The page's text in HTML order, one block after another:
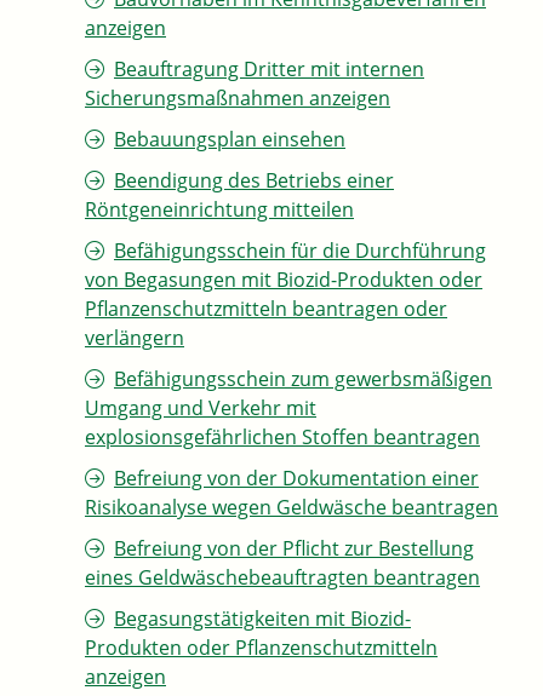
anzeigen
Beauftragung Dritter mit internen
Sicherungsmaßnahmen anzeigen
Bebauungsplan einsehen
Beendigung des Betriebs einer
Röntgeneinrichtung mitteilen
Befähigungsschein für die Durchführung
von Begasungen mit Biozid-Produkten oder
Pflanzenschutzmitteln beantragen oder
verlängern
Befähigungsschein zum gewerbsmäßigen
Umgang und Verkehr mit
explosionsgefährlichen Stoffen beantragen
Befreiung von der Dokumentation einer
Risikoanalyse wegen Geldwäsche beantragen
Befreiung von der Pflicht zur Bestellung
eines Geldwäschebeauftragten beantragen
Begasungstätigkeiten mit Biozid-
Produkten oder Pflanzenschutzmitteln
anzeigen